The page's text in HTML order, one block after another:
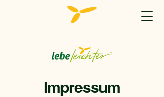
Impressum